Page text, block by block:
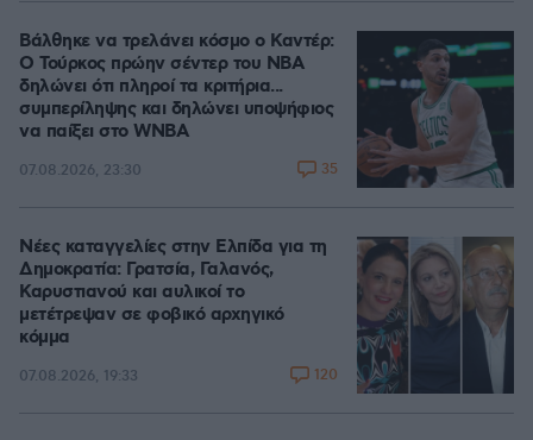
Βάλθηκε να τρελάνει κόσμο ο Καντέρ:
Ο Τούρκος πρώην σέντερ του NBA
δηλώνει ότι πληροί τα κριτήρια...
συμπερίληψης και δηλώνει υποψήφιος
να παίξει στο WNBA
07.08.2026, 23:30 35
Νέες καταγγελίες στην Ελπίδα για τη
Δημοκρατία: Γρατσία, Γαλανός,
Καρυστιανού και αυλικοί το
μετέτρεψαν σε φοβικό αρχηγικό
κόμμα
07.08.2026, 19:33 120